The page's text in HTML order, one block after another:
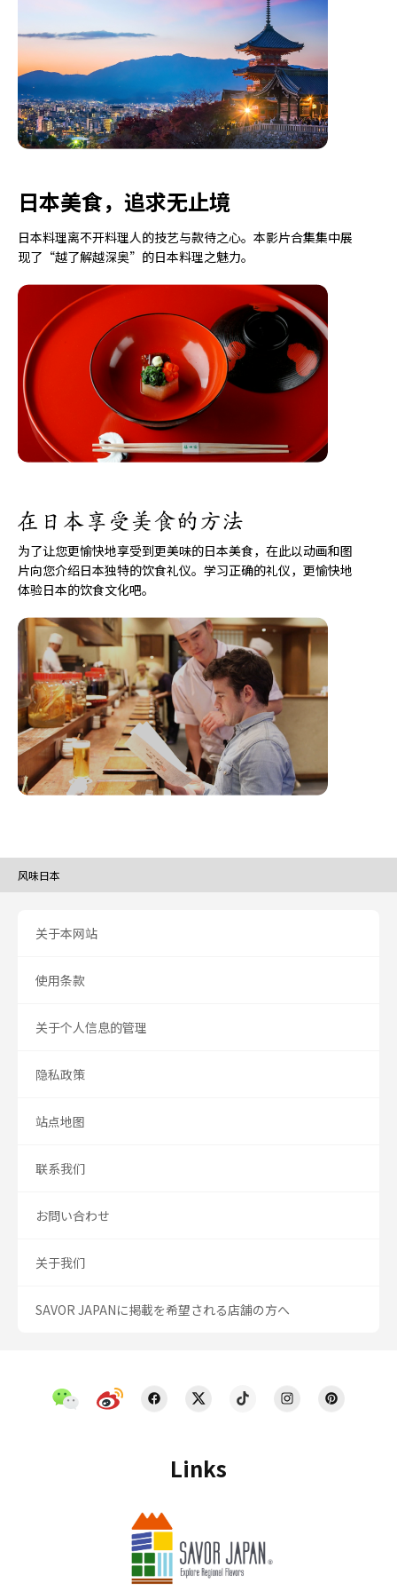
日本美食，追求无止境
日本料理离不开料理人的技艺与款待之心。本影片合集集中展
现了“越了解越深奥”的日本料理之魅力。
为了让您更愉快地享受到更美味的日本美食，在此以动画和图
片向您介绍日本独特的饮食礼仪。学习正确的礼仪，更愉快地
体验日本的饮食文化吧。
风味日本
Links
关于本网站
使用条款
关于个人信息的管理
隐私政策
站点地图
联系我们
お問い合わせ
关于我们
SAVOR JAPANに掲載を希望される店舗の方へ